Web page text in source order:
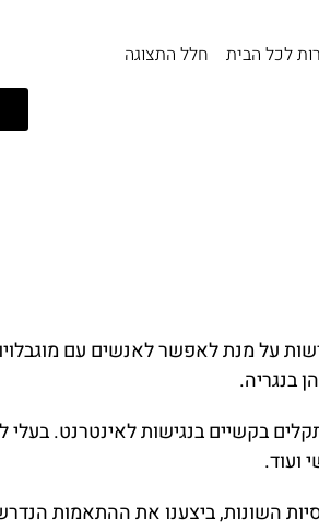
לכל הבית חלל התצוגה
על מנת לאפשר לאנשים עם
בנגריה.
בקשיים בנגישות לאינטרנט. בעלי
ועוד.
השונות, ביצענו את ההתאמות